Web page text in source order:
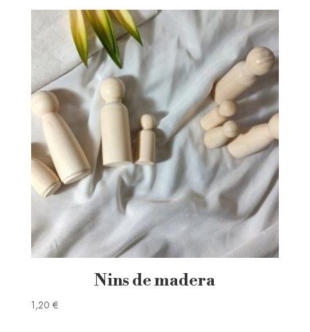
Nins de madera
1,20 €